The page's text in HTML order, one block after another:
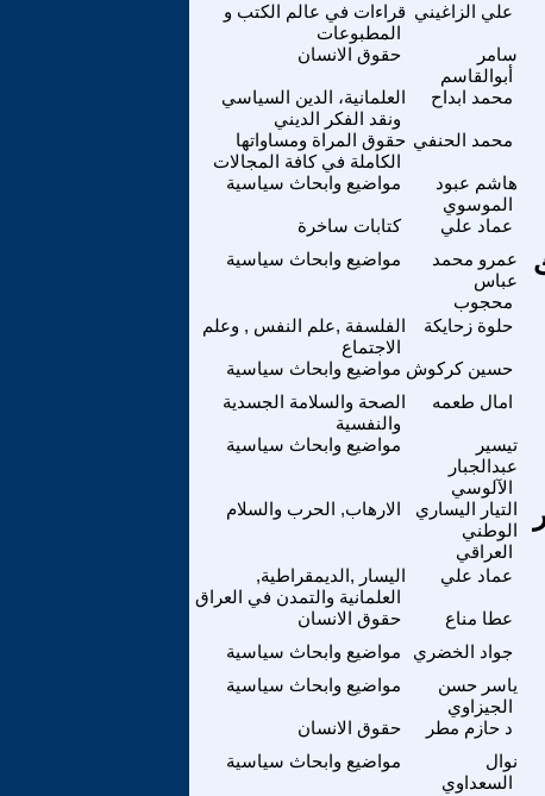
قراءات في عالم الكتب و
المطبوعات
علي الزاغيني
حقوق الانسان
سامر
أبوالقاسم
العلمانية، الدين السياسي
ونقد الفكر الديني
محمد ابداح
حقوق المراة ومساواتها
الكاملة في كافة المجالات
محمد الحنفي
مواضيع وابحاث سياسية
هاشم عبود
الموسوي
كتابات ساخرة عماد علي
مواضيع وابحاث سياسية
عمرو محمد
عباس
محجوب
الفلسفة ,علم النفس , وعلم
الاجتماع
حلوة زحايكة
مواضيع وابحاث سياسية حسين كركوش
الصحة والسلامة الجسدية
والنفسية
امال طعمه
مواضيع وابحاث سياسية
تيسير
عبدالجبار
الآلوسي
الارهاب, الحرب والسلام
التيار اليساري
الوطني
العراقي
اليسار ,الديمقراطية,
العلمانية والتمدن في العراق
عماد علي
حقوق الانسان عطا مناع
مواضيع وابحاث سياسية
جواد الخضري
مواضيع وابحاث سياسية
ياسر حسن
الجيزاوي
حقوق الانسان د حازم مطر
مواضيع وابحاث سياسية
نوال
السعداوي